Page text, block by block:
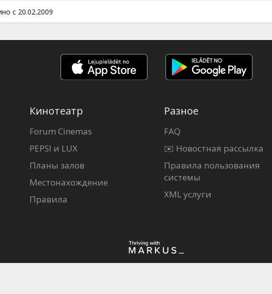
и русском языках.
с 20.02.2009
Кинотеатр
Forum Cinemas
PEPSI и LUX
Планы залов
Местонахождение
Правила
Разное
FAQ
✉️ Новостная рассылка
Правила пользования
системы
XML услуги